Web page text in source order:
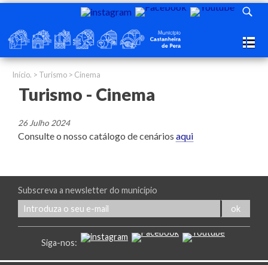
Início. > Turismo > Cinema
Turismo - Cinema
26 Julho 2024
Consulte o nosso catálogo de cenários aqui
Subscreva a newsletter do município
Siga-nos: